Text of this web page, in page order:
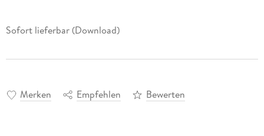
Sofort lieferbar (Download)
Merken Empfehlen Bewerten